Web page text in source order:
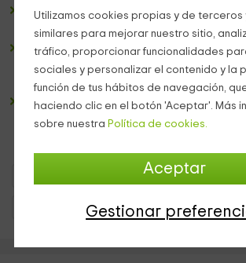
Utilizamos cookies propias y de terceros
similares para mejorar nuestro sitio,
tráfico, proporcionar funcionalidades
sociales y personalizar el contenido y la
función de tus hábitos de navegación,
haciendo clic en el botón 'Aceptar'. Más
sobre nuestra Política de cookies.
Aceptar
Gestionar
Habitación matrimonialen color
aporta toda la
del exterior ycuadro
Cuarto de bañoequipado contoallas
además de
secador de pelo
y
Terrazacon buenas vistas del pueblo y
Apartamentos Cáceres
Apartamentos Aldeanueva De La Vera